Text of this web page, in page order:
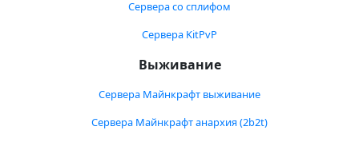
Сервера со сплифом
Сервера KitPvP
Выживание
Сервера Майнкрафт выживание
Сервера Майнкрафт анархия (2b2t)